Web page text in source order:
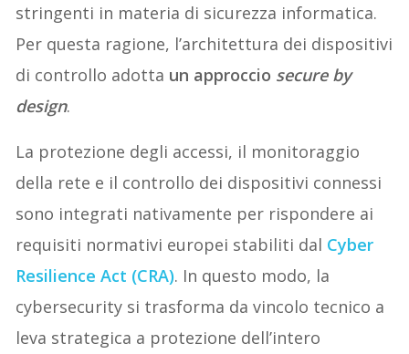
stringenti in materia di sicurezza informatica.
Per questa ragione, l’architettura dei dispositivi
di controllo adotta un approccio secure by
design.
La protezione degli accessi, il monitoraggio
della rete e il controllo dei dispositivi connessi
sono integrati nativamente per rispondere ai
requisiti normativi europei stabiliti dal Cyber
Resilience Act (CRA). In questo modo, la
cybersecurity si trasforma da vincolo tecnico a
leva strategica a protezione dell’intero